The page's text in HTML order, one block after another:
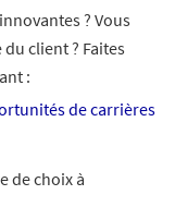
? Vous
client ? Faites
:
de carrières
de choix à